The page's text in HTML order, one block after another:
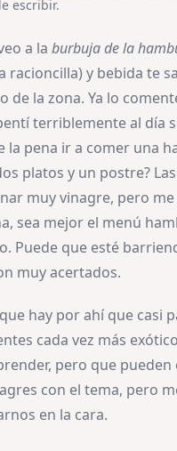
escribir.
a la burbuja de la
y bebida te
la zona. Ya lo
terriblemente al día
la pena ir a comer una
platos y un postre?
muy vinagre, pero
sea mejor el menú
Puede que esté
muy acertados.
hay por ahí que casi
cada vez más
pero que pueden
con el tema, pero
en la cara.